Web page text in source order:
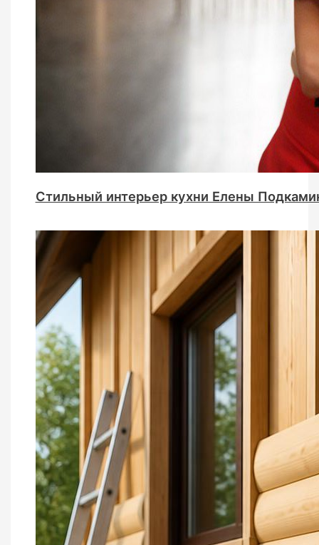
Стильный интерьер кухни Елены